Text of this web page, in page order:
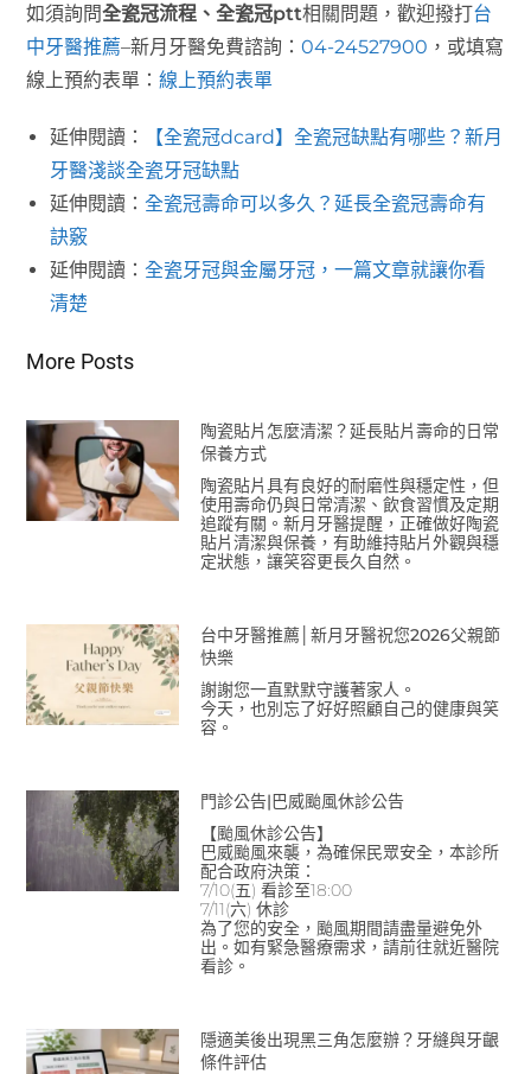
如須詢問全瓷冠流程、全瓷冠ptt相關問題，歡迎撥打台
中牙醫推薦–新月牙醫免費諮詢：04-24527900 ，或填寫
線上預約表單：線上預約表單
延伸閱讀：
【全瓷冠dcard】全瓷冠缺點有哪些？新月
牙醫淺談全瓷牙冠缺點
延伸閱讀：全瓷冠壽命可以多久？延長全瓷冠壽命有
訣竅
延伸閱讀：全瓷牙冠與金屬牙冠，一篇文章就讓你看
清楚
More Posts
陶瓷貼片怎麼清潔？延長貼片壽命的日常
保養方式
陶瓷貼片具有良好的耐磨性與穩定性，但
使用壽命仍與日常清潔、飲食習慣及定期
追蹤有關。新月牙醫提醒，正確做好陶瓷
貼片清潔與保養，有助維持貼片外觀與穩
定狀態，讓笑容更長久自然。
台中牙醫推薦│新月牙醫祝您2026父親節
快樂
謝謝您一直默默守護著家人。
今天，也別忘了好好照顧自己的健康與笑
容。
門診公告|巴威颱風休診公告
【颱風休診公告】
巴威颱風來襲，為確保民眾安全，本診所
配合政府決策：
7/10(五) 看診至18:00
7/11(六) 休診
為了您的安全，颱風期間請盡量避免外
出。如有緊急醫療需求，請前往就近醫院
看診。
隱適美後出現黑三角怎麼辦？牙縫與牙齦
條件評估